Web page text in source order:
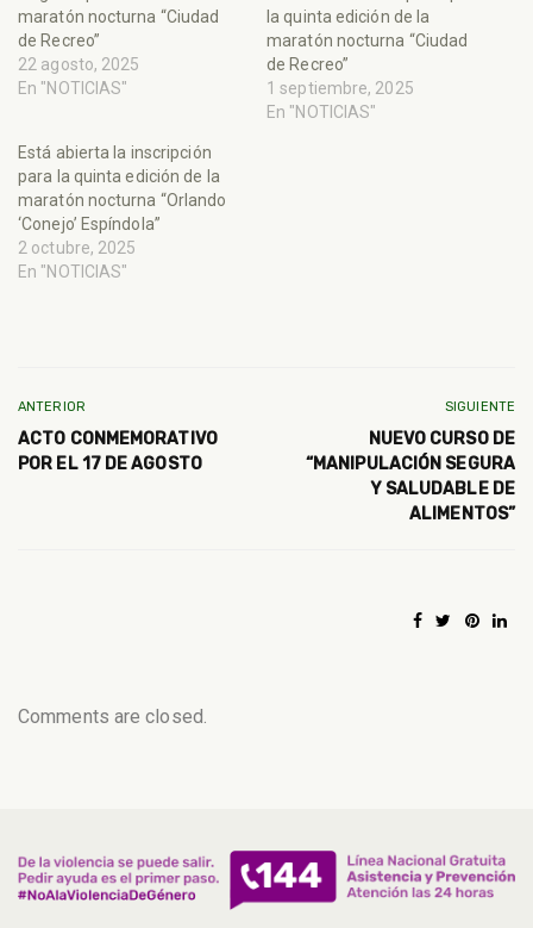
maratón nocturna “Ciudad
de Recreo”
22 agosto, 2025
En "NOTICIAS"
la quinta edición de la
maratón nocturna “Ciudad
de Recreo”
1 septiembre, 2025
En "NOTICIAS"
Está abierta la inscripción
para la quinta edición de la
maratón nocturna “Orlando
‘Conejo’ Espíndola”
2 octubre, 2025
En "NOTICIAS"
ANTERIOR
ACTO CONMEMORATIVO
POR EL 17 DE AGOSTO
SIGUIENTE
NUEVO CURSO DE
“MANIPULACIÓN SEGURA
Y SALUDABLE DE
ALIMENTOS”
Comments are closed.